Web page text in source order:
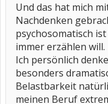
Und das hat mich
Nachdenken
psychosomatisch
immer erzählen will.
Ich persönlich
besonders
Belastbarkeit
meinen Beruf